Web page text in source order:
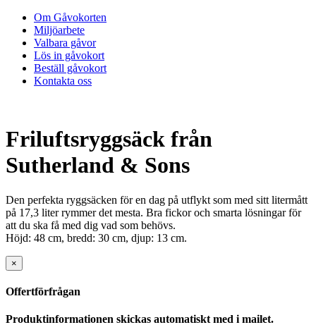
Om Gåvokorten
Miljöarbete
Valbara gåvor
Lös in gåvokort
Beställ gåvokort
Kontakta oss
Friluftsryggsäck från
Sutherland & Sons
Den perfekta ryggsäcken för en dag på utflykt som med sitt litermått
på 17,3 liter rymmer det mesta. Bra fickor och smarta lösningar för
att du ska få med dig vad som behövs.
Höjd: 48 cm, bredd: 30 cm, djup: 13 cm.
×
Offertförfrågan
Produktinformationen skickas automatiskt med i mailet.